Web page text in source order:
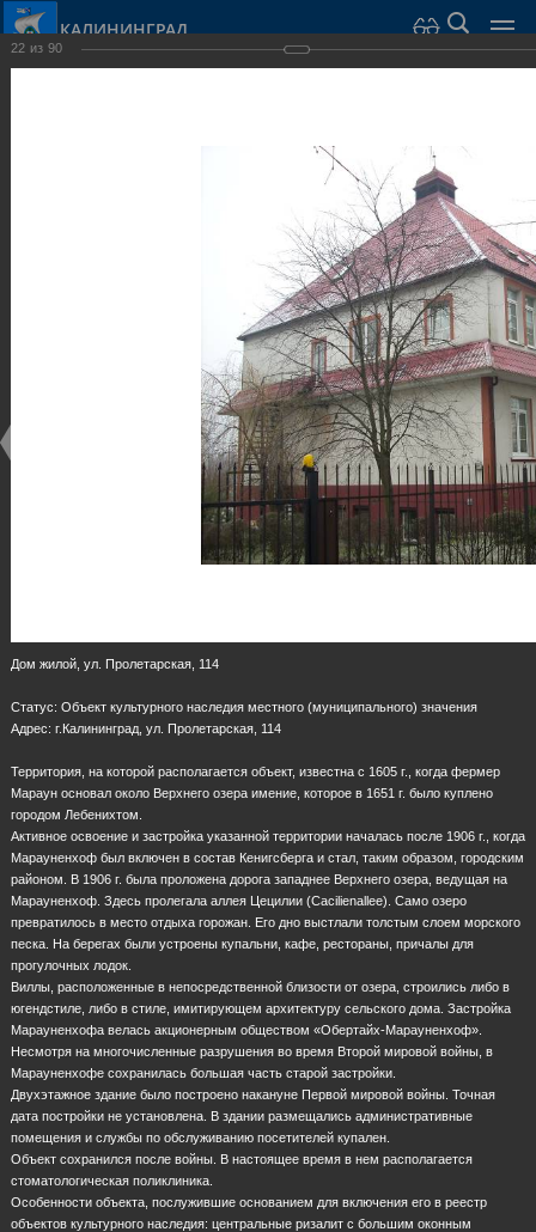
КАЛИНИНГРАД
22 из 90
Дом жилой, ул. Пролетарская, 114
Статус: Объект культурного наследия местного (муниципального) значения
Адрес: г.Калининград, ул. Пролетарская, 114
Территория, на которой располагается объект, известна с 1605 г., когда фермер
Мараун основал около Верхнего озера имение, которое в 1651 г. было куплено
городом Лебенихтом.
Активное освоение и застройка указанной территории началась после 1906 г., когда
Марауненхоф был включен в состав Кенигсберга и стал, таким образом, городским
районом. В 1906 г. была проложена дорога западнее Верхнего озера, ведущая на
Марауненхоф. Здесь пролегала аллея Цецилии (Cacilienallee). Само озеро
превратилось в место отдыха горожан. Его дно выстлали толстым слоем морского
песка. На берегах были устроены купальни, кафе, рестораны, причалы для
прогулочных лодок.
Виллы, расположенные в непосредственной близости от озера, строились либо в
югендстиле, либо в стиле, имитирующем архитектуру сельского дома. Застройка
Марауненхофа велась акционерным обществом «Обертайх-Марауненхоф».
Несмотря на многочисленные разрушения во время Второй мировой войны, в
Марауненхофе сохранилась большая часть старой застройки.
Двухэтажное здание было построено накануне Первой мировой войны. Точная
дата постройки не установлена. В здании размещались административные
помещения и службы по обслуживанию посетителей купален.
Объект сохранился после войны. В настоящее время в нем располагается
стоматологическая поликлиника.
Особенности объекта, послужившие основанием для включения его в реестр
объектов культурного наследия: центральные ризалит с большим оконным